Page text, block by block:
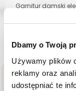
Dbamy o Twoją
Używamy plików
reklamy oraz
udostępniać te
36 38 40 42 44
Garnitur damski
rękawach –